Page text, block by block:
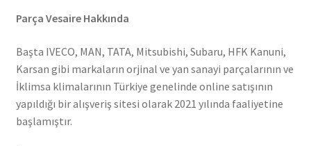
Parça Vesaire Hakkında
Başta IVECO, MAN, TATA, Mitsubishi, Subaru, HFK Kanuni,
Karsan gibi markaların orjinal ve yan sanayi parçalarının ve
İklimsa klimalarının Türkiye genelinde online satışının
yapıldığı bir alışveriş sitesi olarak 2021 yılında faaliyetine
başlamıştır.